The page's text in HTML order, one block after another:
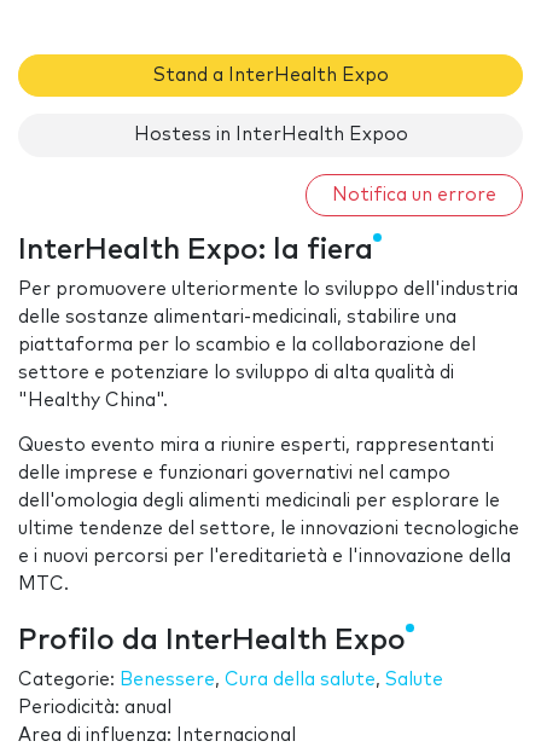
Stand a InterHealth Expo
Hostess in InterHealth Expoo
Notifica un errore
InterHealth Expo: la fiera
Per promuovere ulteriormente lo sviluppo dell'industria
delle sostanze alimentari-medicinali, stabilire una
piattaforma per lo scambio e la collaborazione del
settore e potenziare lo sviluppo di alta qualità di
"Healthy China".
Questo evento mira a riunire esperti, rappresentanti
delle imprese e funzionari governativi nel campo
dell'omologia degli alimenti medicinali per esplorare le
ultime tendenze del settore, le innovazioni tecnologiche
e i nuovi percorsi per l'ereditarietà e l'innovazione della
MTC.
Profilo da InterHealth Expo
Categorie: Benessere, Cura della salute, Salute
Periodicità: anual
Area di influenza: Internacional